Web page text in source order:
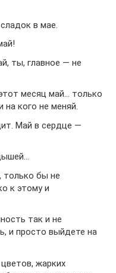
в мае.
ты, главное — не
месяц май… только
на кого не меняй.
Май в сердце —
только бы не
к этому и
так и не
и просто выйдете на
жарких